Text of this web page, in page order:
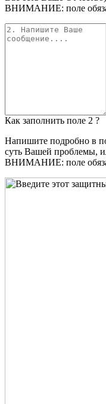
ВНИМАНИЕ: поле
Как заполнить поле 2 ?
Напишите подробно в
суть Вашей проблемы,
ВНИМАНИЕ: поле